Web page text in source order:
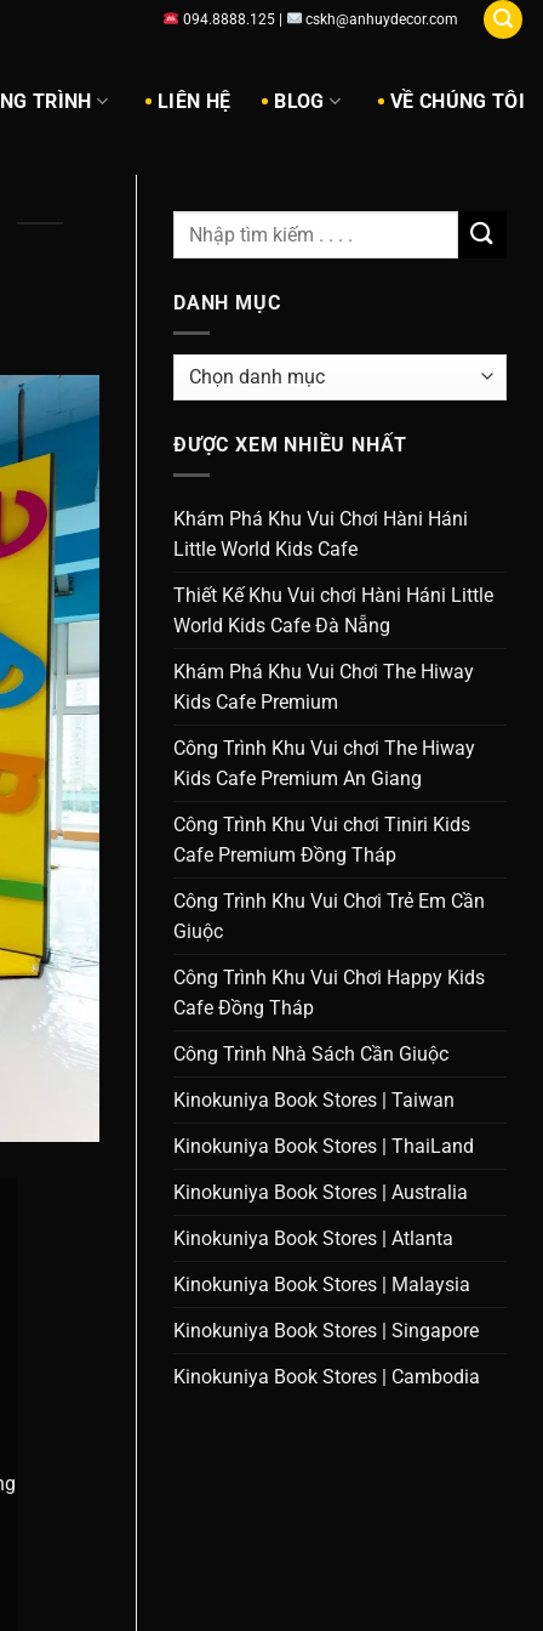
094.8888.125 | cskh@anhuydecor.com
TRÌNH LIÊN HỆ BLOG VỀ CHÚNG TÔI
DANH MỤC
Danh
Mục
ĐƯỢC XEM NHIỀU NHẤT
Khám Phá Khu Vui Chơi Hàni Háni
Little World Kids Cafe
Thiết Kế Khu Vui chơi Hàni Háni Little
World Kids Cafe Đà Nẵng
Khám Phá Khu Vui Chơi The Hiway
Kids Cafe Premium
Công Trình Khu Vui chơi The Hiway
Kids Cafe Premium An Giang
Công Trình Khu Vui chơi Tiniri Kids
Cafe Premium Đồng Tháp
Công Trình Khu Vui Chơi Trẻ Em Cần
Giuộc
Công Trình Khu Vui Chơi Happy Kids
Cafe Đồng Tháp
Công Trình Nhà Sách Cần Giuộc
Kinokuniya Book Stores | Taiwan
Kinokuniya Book Stores | ThaiLand
Kinokuniya Book Stores | Australia
Kinokuniya Book Stores | Atlanta
Kinokuniya Book Stores | Malaysia
Kinokuniya Book Stores | Singapore
Kinokuniya Book Stores | Cambodia